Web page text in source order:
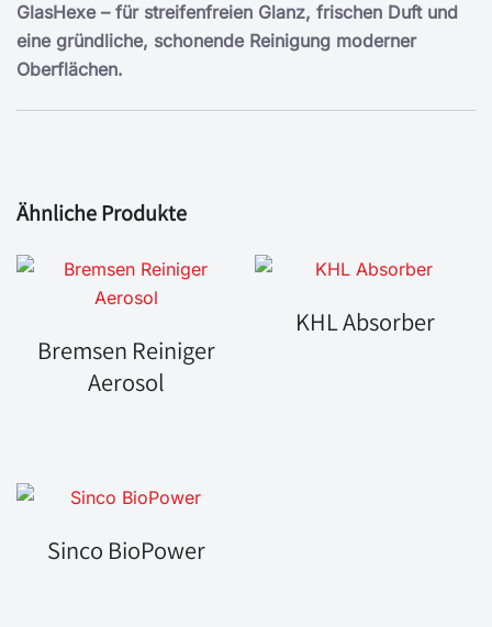
GlasHexe – für streifenfreien Glanz, frischen Duft und
eine gründliche, schonende Reinigung moderner
Oberflächen.
Ähnliche Produkte
Bremsen Reiniger
Aerosol
KHL Absorber
Sinco BioPower